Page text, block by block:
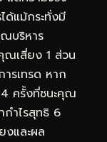
ด้แม้กระทั่งมี
บริหาร
ณเสี่ยง 1 ส่วน
ารเทรด หาก
ครั้งที่ชนะคุณ
ำไรสุทธิ 6
และผล